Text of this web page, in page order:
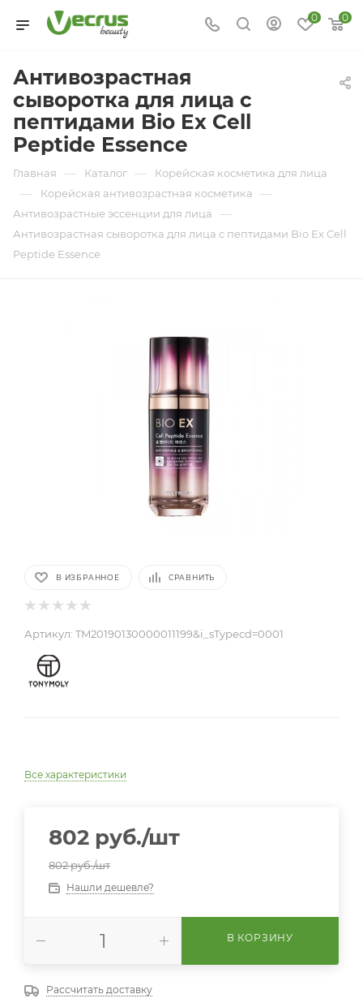
0 0
Антивозрастная
сыворотка для лица с
пептидами Bio Ex Cell
Peptide Essence
Главная — Каталог — Корейская косметика для лица
— Корейская антивозрастная косметика —
Антивозрастные эссенции для лица —
Антивозрастная сыворотка для лица с пептидами Bio Ex Cell
Peptide Essence
В ИЗБРАННОЕ СРАВНИТЬ
Артикул: TM20190130000011199&i_sTypecd=0001
Все характеристики
802 руб./шт
802руб./шт
Нашли дешевле?
В КОРЗИНУ
Рассчитать доставку